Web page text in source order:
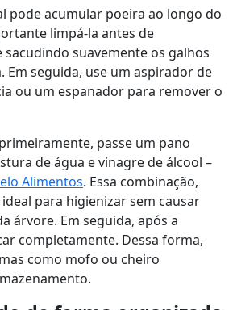
pode acumular poeira ao longo do
limpá-la antes de
sacudindo suavemente os galhos
Em seguida, use um aspirador de
ou um espanador para remover o
passe um pano
de água e vinagre de álcool –
Alimentos. Essa combinação,
para higienizar sem causar
árvore. Em seguida, após a
completamente. Dessa forma,
como mofo ou cheiro